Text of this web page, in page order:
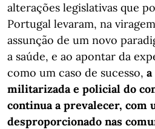
alterações legislativas que
Portugal levaram, na
assunção de um novo
a saúde, e ao apontar da
como um caso de sucesso,
militarizada e policial do
continua a prevalecer, com
desproporcionado nas